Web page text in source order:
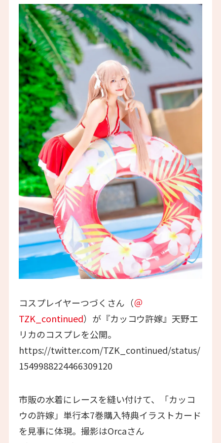
コスプレイヤーつづくさん（＠
TZK_continued）が『カッコウ許嫁』天野エ
リカのコスプレを公開。
https://twitter.com/TZK_continued/status/
1549988224466309120
市販の水着にレースを縫い付けて、「カッコ
ウの許嫁」単行本7巻購入特典イラストカード
を見事に体現。撮影はOrcaさん